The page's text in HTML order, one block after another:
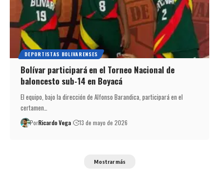
DEPORTISTAS BOLIVARENSES
Bolívar participará en el Torneo Nacional de
baloncesto sub-14 en Boyacá
El equipo, bajo la dirección de Alfonso Barandica, participará en el
certamen…
PorRicardo Vega 13 de mayo de 2026
Mostrar más